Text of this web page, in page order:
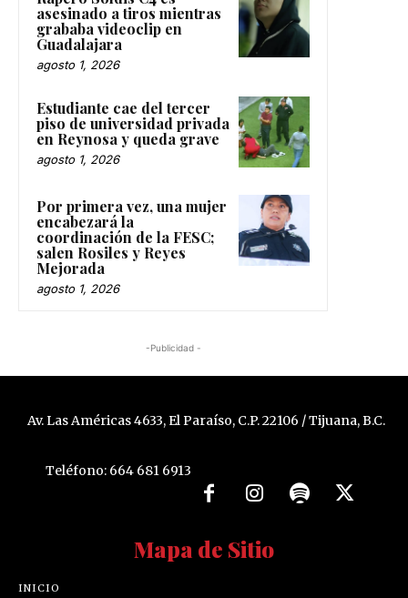
asesinado a tiros mientras
grababa videoclip en
Guadalajara
agosto 1, 2026
Estudiante cae del tercer
piso de universidad privada
en Reynosa y queda grave
agosto 1, 2026
Por primera vez, una mujer
encabezará la
coordinación de la FESC;
salen Rosiles y Reyes
Mejorada
agosto 1, 2026
-Publicidad -
Av. Las Américas 4633, El Paraíso, C.P. 22106 / Tijuana, B.C.
Teléfono: 664 681 6913
Mapa de Sitio
INICIO